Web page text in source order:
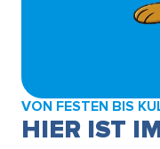
VON FESTEN BIS
HIER IST